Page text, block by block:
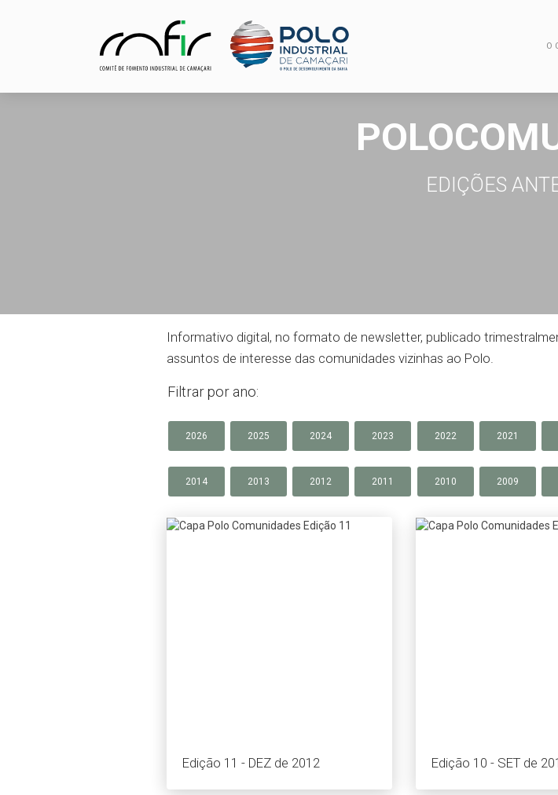
O
EDIÇÕES
Informativo digital, no formato de newsletter, publicado
assuntos de interesse das comunidades vizinhas ao Polo.
Filtrar por ano:
2026 2025 2024 2023 2022 2021
2014 2013 2012 2011 2010 2009
Edição 11 - DEZ de 2012 Edição 10 - SET de